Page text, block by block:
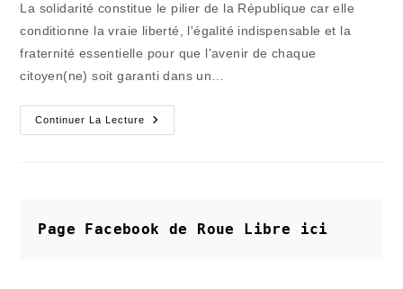
publication :
La solidarité constitue le pilier de la République car elle
conditionne la vraie liberté, l'égalité indispensable et la
fraternité essentielle pour que l'avenir de chaque
citoyen(ne) soit garanti dans un…
Continuer La Lecture
La
République
Droits
Page Facebook de Roue Libre ici